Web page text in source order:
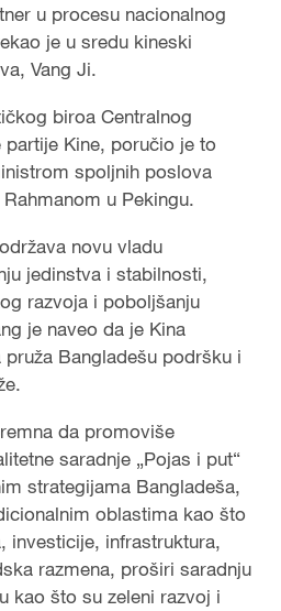
u procesu nacionalnog
je u sredu kineski
Vang Ji.
biroa Centralnog
Kine, poručio je to
spoljnih poslova
u Pekingu.
novu vladu
jedinstva i stabilnosti,
razvoja i poboljšanju
je naveo da je Kina
Bangladešu podršku i
da promoviše
saradnje „Pojas i put“
strategijama Bangladeša,
oblastima kao što
investicije, infrastruktura,
razmena, proširi saradnju
kao što su zeleni razvoj i